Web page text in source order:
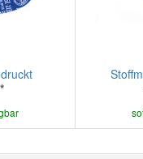
*